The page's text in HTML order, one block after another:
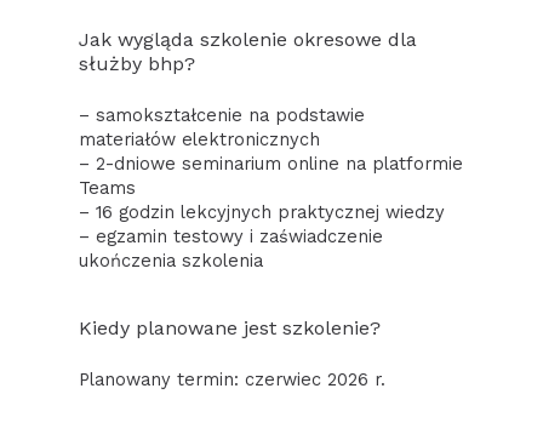
Jak wygląda szkolenie okresowe dla
służby bhp?
– samokształcenie na podstawie
materiałów elektronicznych
– 2-dniowe seminarium online na platformie
Teams
– 16 godzin lekcyjnych praktycznej wiedzy
– egzamin testowy i zaświadczenie
ukończenia szkolenia
Kiedy planowane jest szkolenie?
Planowany termin: czerwiec 2026 r.